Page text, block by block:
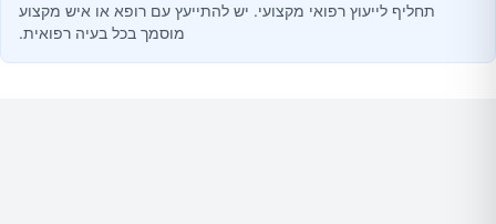
תחליף לייעוץ רפואי מקצועי. יש להתייעץ עם רופא או איש מקצוע
מוסמך בכל בעיה רפואית.